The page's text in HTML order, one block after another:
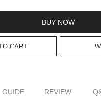
BUY NOW
CART
GUIDE REVIEW